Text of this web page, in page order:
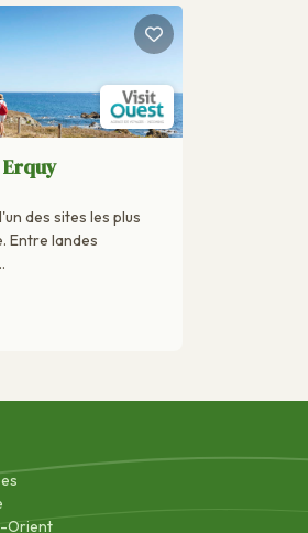
des sites les plus
Entre landes
Orient